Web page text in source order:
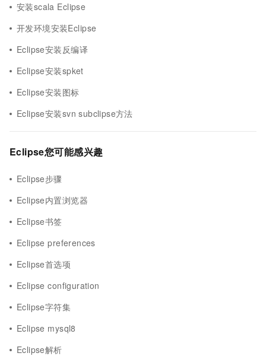
安装scala Eclipse
开发环境安装Eclipse
Eclipse安装反编译
Eclipse安装spket
Eclipse安装图标
Eclipse安装svn subclipse方法
Eclipse您可能感兴趣
Eclipse步骤
Eclipse内置浏览器
Eclipse书签
Eclipse preferences
Eclipse首选项
Eclipse configuration
Eclipse字符集
Eclipse mysql8
Eclipse解析